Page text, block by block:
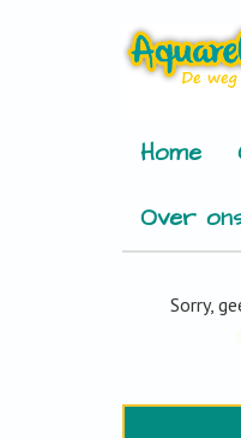
Home
Over
Sorry,